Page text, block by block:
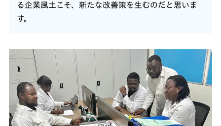
る企業風土こそ、新たな改善策を生むのだと思いま
す。